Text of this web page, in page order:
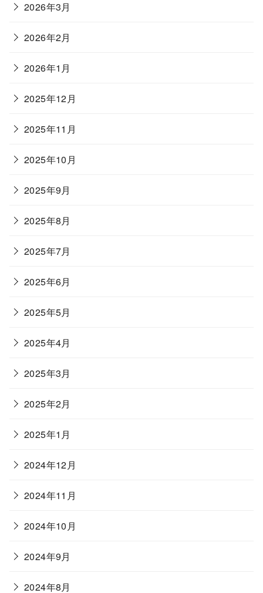
2026年3月
2026年2月
2026年1月
2025年12月
2025年11月
2025年10月
2025年9月
2025年8月
2025年7月
2025年6月
2025年5月
2025年4月
2025年3月
2025年2月
2025年1月
2024年12月
2024年11月
2024年10月
2024年9月
2024年8月